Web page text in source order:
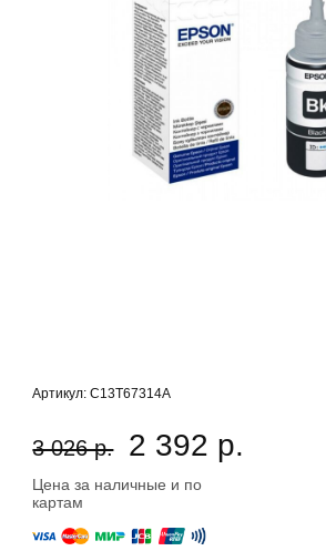
Артикул:C13T67314A
3 026 р. 2 392 р.
Цена за наличные и по
картам